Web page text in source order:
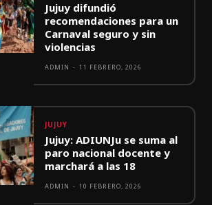
Jujuy difundió
recomendaciones para un
Carnaval seguro y sin
violencias
ADMIN - 11 FEBRERO, 2026
JUJUY
Jujuy: ADIUNJu se suma al
paro nacional docente y
marchará a las 18
ADMIN - 10 FEBRERO, 2026